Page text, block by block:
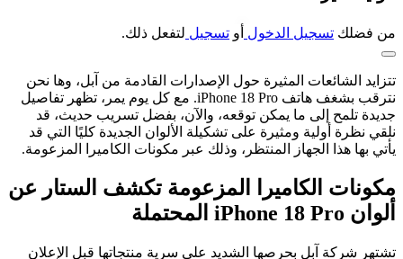
من فضلك تسجيل الدخول أو تسجيل لتفعل ذلك.
تتزايد الشائعات المثيرة حول الإصدارات القادمة من آبل، وها نحن
نترقب بشغف هاتف iPhone 18 Pro. مع كل يوم يمر، تظهر تفاصيل
جديدة تلمح إلى ما يمكن توقعه، والآن، بفضل تسريب حديث، قد
نلقي نظرة أولية ومثيرة على تشكيلة الألوان الجديدة كليًا التي قد
يأتي بها هذا الجهاز المنتظر، وذلك عبر مكونات الكاميرا المزعومة.
مكونات الكاميرا المزعومة تكشف الستار عن
ألوان iPhone 18 Pro المحتملة
تشتهر شركة آبل بحرصها الشديد على سرية منتجاتها قبل الإعلان